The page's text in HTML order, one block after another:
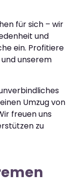
für sich – wir
und
ein. Profitiere
unserem
Umzug von
freuen uns
zu